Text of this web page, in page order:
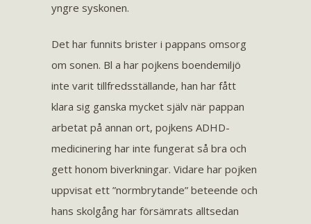
yngre syskonen.
Det har funnits brister i pappans omsorg
om sonen. Bl a har pojkens boendemiljö
inte varit tillfredsställande, han har fått
klara sig ganska mycket själv när pappan
arbetat på annan ort, pojkens ADHD-
medicinering har inte fungerat så bra och
gett honom biverkningar. Vidare har pojken
uppvisat ett ”normbrytande” beteende och
hans skolgång har försämrats alltsedan